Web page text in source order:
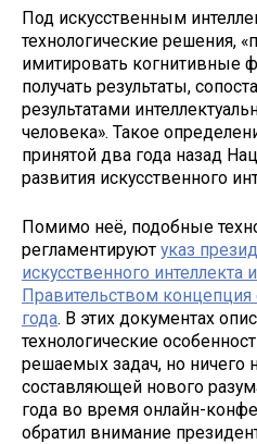
Под искусственным
технологические решения,
имитировать когнитивные
получать результаты,
результатами
человека». Такое
принятой два года назад
развития искусственного
Помимо неё, подобные
регламентируют указ
искусственного интеллекта
Правительством концепция
года. В этих документах
технологические
решаемых задач, но ничего
составляющей нового
года во время онлайн-
обратил внимание